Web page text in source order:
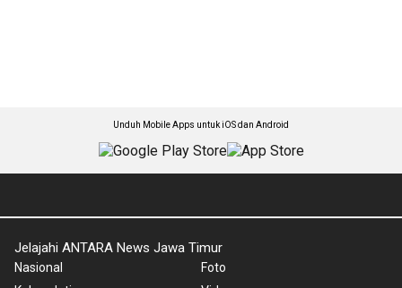
Unduh Mobile Apps untuk iOS dan Android
Jelajahi ANTARA News Jawa Timur
Nasional
Foto